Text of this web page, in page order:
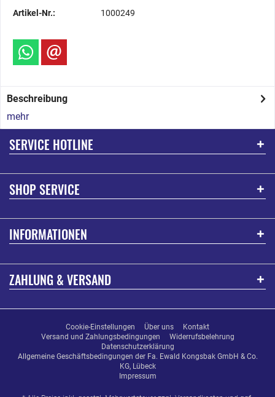
Artikel-Nr.: 1000249
Beschreibung
mehr
SERVICE HOTLINE
SHOP SERVICE
INFORMATIONEN
ZAHLUNG & VERSAND
Cookie-Einstellungen Über uns
Kontakt
Versand und Zahlungsbedingungen
Widerrufsbelehrung
Datenschutzerklärung
Allgemeine Geschäftsbedingungen der Fa. Ewald Kongsbak GmbH & Co.
KG, Lübeck
Impressum